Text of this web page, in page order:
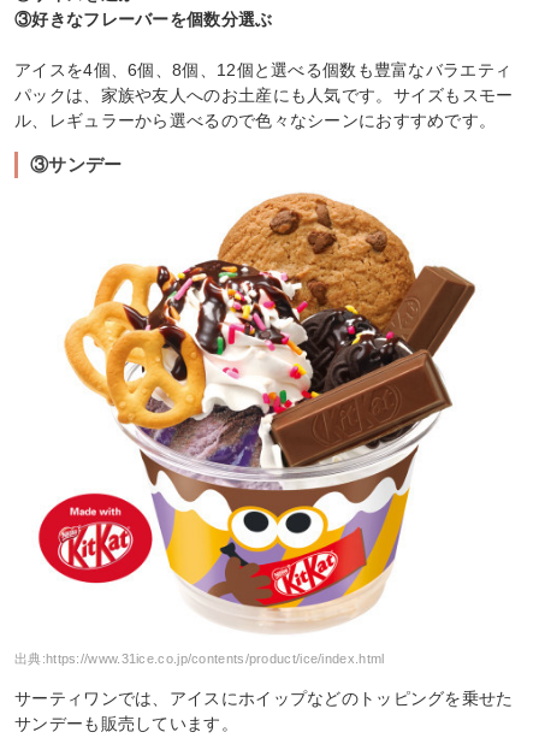
③好きなフレーバーを個数分選ぶ
アイスを4個、6個、8個、12個と選べる個数も豊富なバラエティ
パックは、家族や友人へのお土産にも人気です。サイズもスモー
ル、レギュラーから選べるので色々なシーンにおすすめです。
③サンデー
出典:https://www.31ice.co.jp/contents/product/ice/index.html
サーティワンでは、アイスにホイップなどのトッピングを乗せた
サンデーも販売しています。